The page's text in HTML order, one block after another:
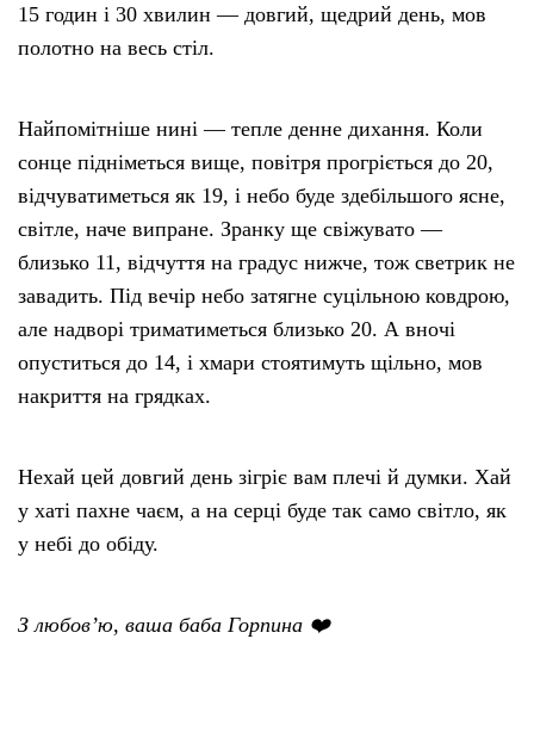
15 годин і 30 хвилин — довгий, щедрий день, мов
полотно на весь стіл.
Найпомітніше нині — тепле денне дихання. Коли
сонце підніметься вище, повітря прогріється до 20,
відчуватиметься як 19, і небо буде здебільшого ясне,
світле, наче випране. Зранку ще свіжувато —
близько 11, відчуття на градус нижче, тож светрик не
завадить. Під вечір небо затягне суцільною ковдрою,
але надворі триматиметься близько 20. А вночі
опуститься до 14, і хмари стоятимуть щільно, мов
накриття на грядках.
Нехай цей довгий день зігріє вам плечі й думки. Хай
у хаті пахне чаєм, а на серці буде так само світло, як
у небі до обіду.
З любов’ю, ваша баба Горпина ❤️